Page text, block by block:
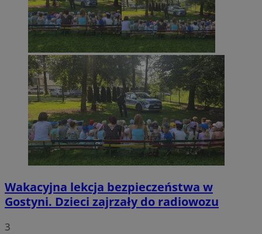
Wakacyjna lekcja bezpieczeństwa w
Gostyni. Dzieci zajrzały do radiowozu
3